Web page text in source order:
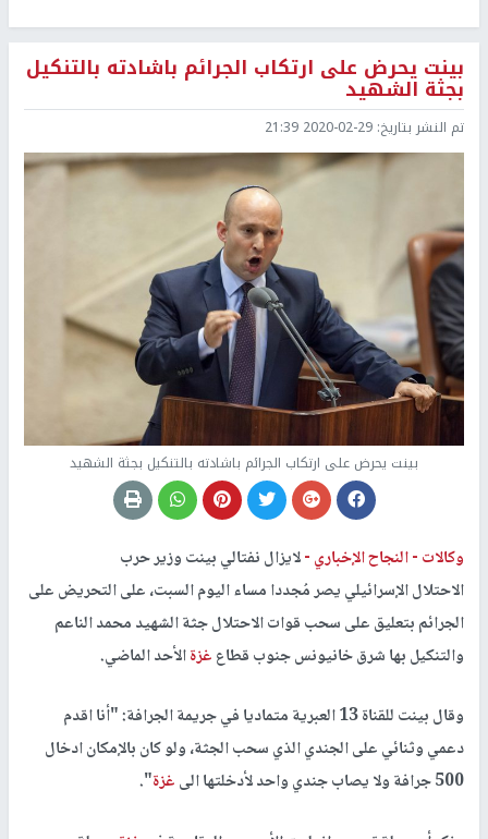
بينت يحرض على ارتكاب الجرائم باشادته بالتنكيل
بجثة الشهيد
تم النشر بتاريخ: 2020-02-29 21:39
بينت يحرض على ارتكاب الجرائم باشادته بالتنكيل بجثة الشهيد
وكالات -النجاح الإخباري -لايزال نفتالي بينت وزير حرب
الاحتلال الإسرائيلي يصر مُجددا مساء اليوم السبت، على التحريض على
الجرائم بتعليق على سحب قوات الاحتلال جثة الشهيد محمد الناعم
والتنكيل بها شرق خانيونس جنوب قطاعغزةالأحد الماضي.
وقال بينت للقناة 13 العبرية متماديا في جريمة الجرافة: "أنا اقدم
دعمي وثنائي على الجندي الذي سحب الجثة، ولو كان بالإمكان ادخال
500 جرافة ولا يصاب جندي واحد لأدخلتها الى
غزة".